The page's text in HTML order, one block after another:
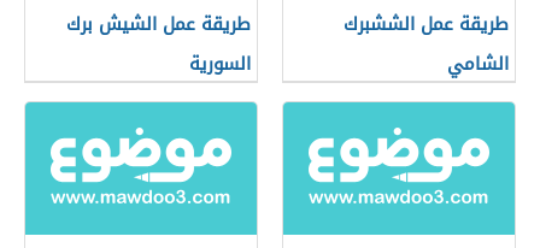
طريقة عمل الششبرك
الشامي
طريقة عمل الشيش برك
السورية